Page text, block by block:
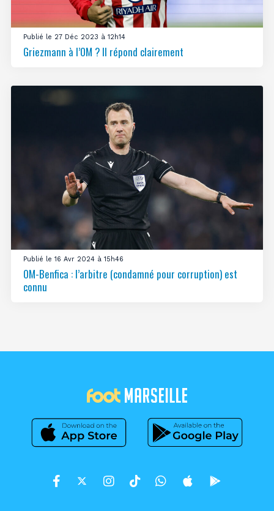
Publié le 27 Déc 2023 à 12h14
Griezmann à l’OM ? Il répond clairement
Publié le 16 Avr 2024 à 15h46
OM-Benfica : l’arbitre (condamné pour corruption) est
connu